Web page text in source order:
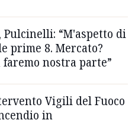
Pulcinelli: “M'aspetto di
prime 8. Mercato?
faremo nostra parte”
Vigili del Fuoco
in